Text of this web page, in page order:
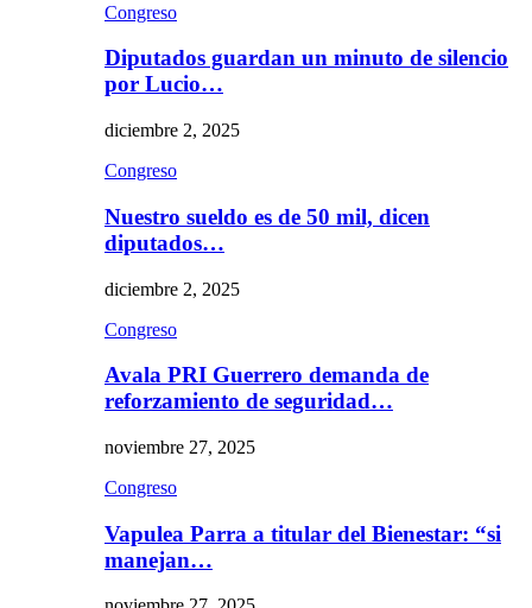
Congreso
Diputados guardan un minuto de silencio
por Lucio…
diciembre 2, 2025
Congreso
Nuestro sueldo es de 50 mil, dicen
diputados…
diciembre 2, 2025
Congreso
Avala PRI Guerrero demanda de
reforzamiento de seguridad…
noviembre 27, 2025
Congreso
Vapulea Parra a titular del Bienestar: “si
manejan…